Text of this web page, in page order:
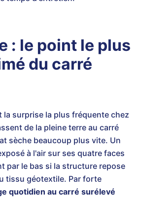
: le point le plus
du carré
la surprise la plus fréquente chez
de la pleine terre au carré
sèche beaucoup plus vite. Un
à l'air sur ses quatre faces
par le bas si la structure repose
tissu géotextile. Par forte
quotidien au carré surélevé